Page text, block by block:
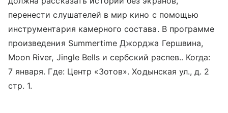
перенести слушателей в мир кино с помощью
инструментария камерного состава. В программе
произведения Summertime Джорджа Гершвина,
Moon River, Jingle Bells и сербский распев.. Когда:
7 января. Где: Центр «Зотов». Ходынская ул., д. 2
стр. 1.